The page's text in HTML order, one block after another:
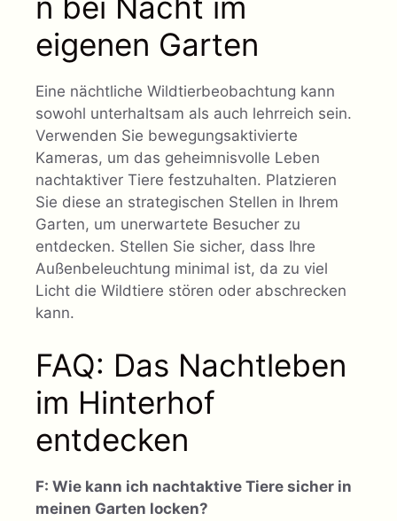
eigenen Garten
Eine nächtliche Wildtierbeobachtung kann
sowohl unterhaltsam als auch lehrreich sein.
Verwenden Sie bewegungsaktivierte
Kameras, um das geheimnisvolle Leben
nachtaktiver Tiere festzuhalten. Platzieren
Sie diese an strategischen Stellen in Ihrem
Garten, um unerwartete Besucher zu
entdecken. Stellen Sie sicher, dass Ihre
Außenbeleuchtung minimal ist, da zu viel
Licht die Wildtiere stören oder abschrecken
kann.
FAQ: Das Nachtleben
im Hinterhof
entdecken
F: Wie kann ich nachtaktive Tiere sicher in
meinen Garten locken?